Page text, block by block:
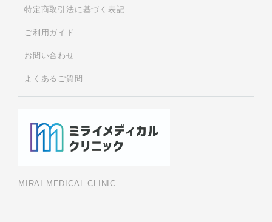
MIRAI MEDICAL CLINIC
特定商取引法に基づく表記
ご利用ガイド
お問い合わせ
よくあるご質問